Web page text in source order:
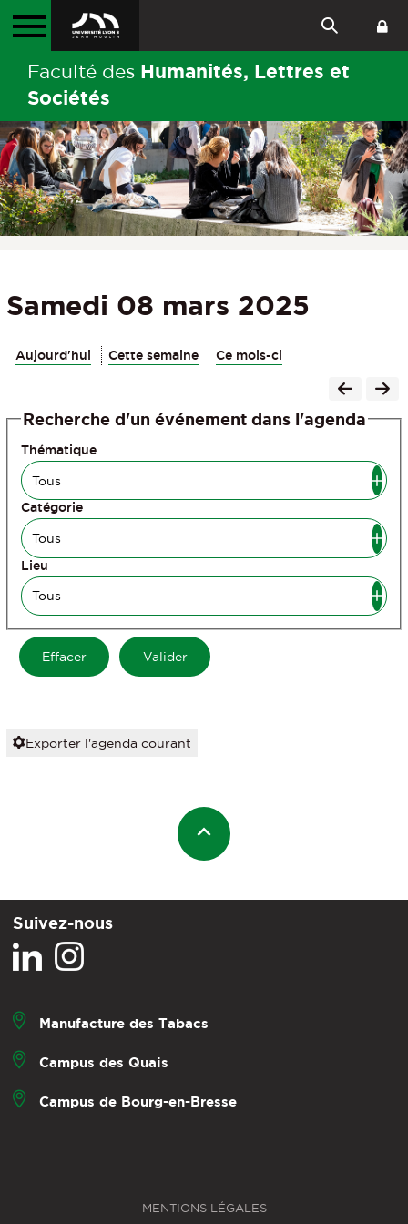
Faculté des Humanités, Lettres et
Sociétés
Samedi 08 mars 2025
Aujourd'hui Cette semaine Ce mois-ci
Recherche d'un événement dans l'agenda
Thématique
Catégorie
Lieu
Exporter l'agenda courant
Suivez-nous
Manufacture des Tabacs
Campus des Quais
Campus de Bourg-en-Bresse
MENTIONS LÉGALES